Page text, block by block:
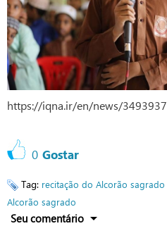
https://iqna.ir/en/news/3493937
0 Gostar
Tag: recitação do Alcorão sagrado
Alcorão sagrado
Seu comentário